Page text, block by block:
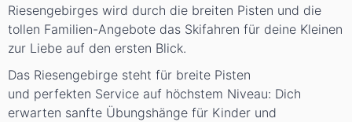
Riesengebirges wird durch die breiten Pisten und die
tollen Familien-Angebote das Skifahren für deine Kleinen
zur Liebe auf den ersten Blick.
Das Riesengebirge steht für breite Pisten
und perfekten Service auf höchstem Niveau: Dich
erwarten sanfte Übungshänge für Kinder und